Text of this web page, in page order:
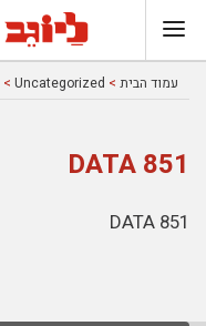
עמוד הבית >
Uncategorized
>
851 DATA
851 DATA